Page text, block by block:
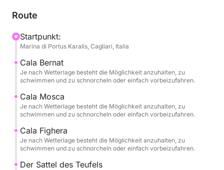
kristallklare Wasser des Golfs von Angeli.
🌊 Ein exklusives und individuell gestaltbares
Erlebnis
Wählen Sie Ihre Wunschzeit – morgens, nachmittags
oder abends – und erleben Sie je nach gewähltem
Zeitfenster eine andere Route, die maximalen
Komfort und beste Seebedingungen garantiert.
Familien oder kleine Gruppen, die die Küste von
Cagliari in Freiheit und absoluter Privatsphäre
Route
Startpunkt:
Marina di Portus Karalis, Cagliari, Italia
Cala Bernat
Je nach Wetterlage besteht die Möglichkeit anzuhalten, zu
schwimmen und zu schnorcheln oder einfach vorbeizufahren.
Cala Mosca
Je nach Wetterlage besteht die Möglichkeit anzuhalten, zu
schwimmen und zu schnorcheln oder einfach vorbeizufahren.
Cala Fighera
Je nach Wetterlage besteht die Möglichkeit anzuhalten, zu
schwimmen und zu schnorcheln oder einfach vorbeizufahren.
Der Sattel des Teufels